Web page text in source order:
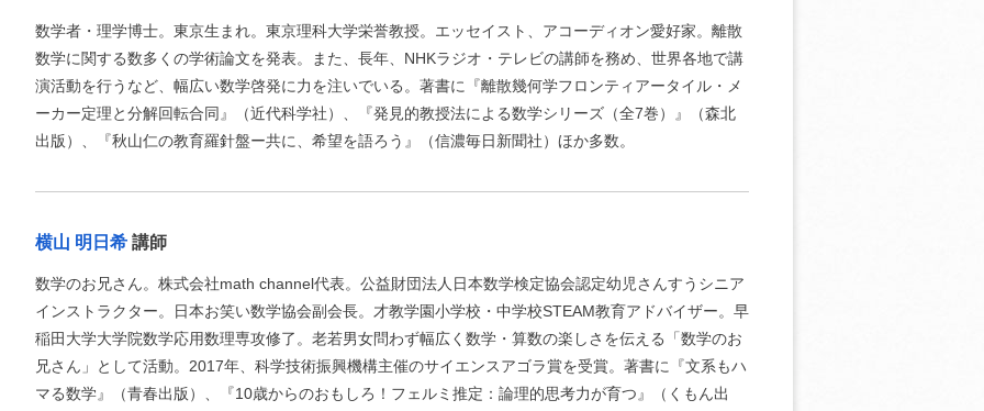
数学者・理学博士。東京生まれ。東京理科大学栄誉教授。エッセイスト、アコーディオン愛好家。離散
数学に関する数多くの学術論文を発表。また、長年、NHKラジオ・テレビの講師を務め、世界各地で講
演活動を行うなど、幅広い数学啓発に力を注いでいる。著書に『離散幾何学フロンティアータイル・メ
ーカー定理と分解回転合同』（近代科学社）、『発見的教授法による数学シリーズ（全7巻）』（森北
出版）、『秋山仁の教育羅針盤ー共に、希望を語ろう』（信濃毎日新聞社）ほか多数。
横山 明日希講師
数学のお兄さん。株式会社math channel代表。公益財団法人日本数学検定協会認定幼児さんすうシニア
インストラクター。日本お笑い数学協会副会長。才教学園小学校・中学校STEAM教育アドバイザー。早
稲田大学大学院数学応用数理専攻修了。老若男女問わず幅広く数学・算数の楽しさを伝える「数学のお
兄さん」として活動。2017年、科学技術振興機構主催のサイエンスアゴラ賞を受賞。著書に『文系もハ
マる数学』（青春出版）、『10歳からのおもしろ！フェルミ推定：論理的思考力が育つ』（くもん出